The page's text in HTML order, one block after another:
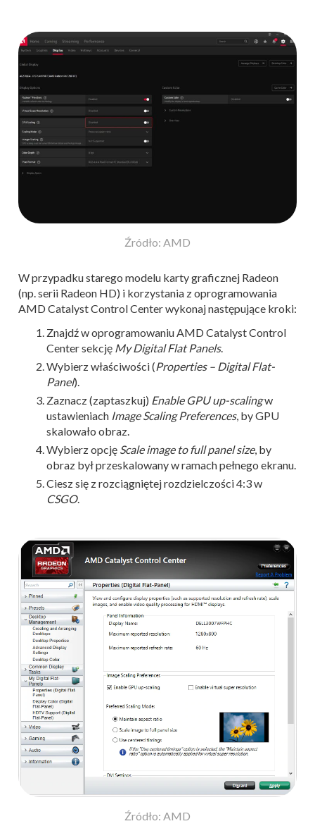
Źródło: AMD
W przypadku starego modelu karty graficznej Radeon
(np. serii Radeon HD) i korzystania z oprogramowania
AMD Catalyst Control Center wykonaj następujące kroki:
Znajdź w oprogramowaniu AMD Catalyst Control
Center sekcję My Digital Flat Panels.
Wybierz właściwości (Properties – Digital Flat-
Panel).
Zaznacz (zaptaszkuj) Enable GPU up-scalingw
ustawieniach Image Scaling Preferences, by GPU
skalowało obraz.
Wybierz opcję Scale image to full panel size, by
obraz był przeskalowany w ramach pełnego ekranu.
Ciesz się z rozciągniętej rozdzielczości 4:3 w
CSGO.
Źródło: AMD